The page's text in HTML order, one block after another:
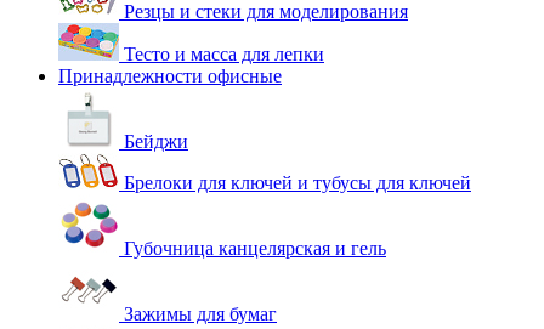
Резцы и стеки для моделирования
Тесто и масса для лепки
Принадлежности офисные
Бейджи
Брелоки для ключей и тубусы для ключей
Губочница канцелярская и гель
Зажимы для бумаг